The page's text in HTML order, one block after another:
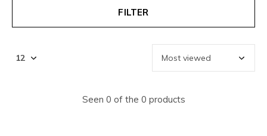
FILTER
Seen 0 of the 0 products